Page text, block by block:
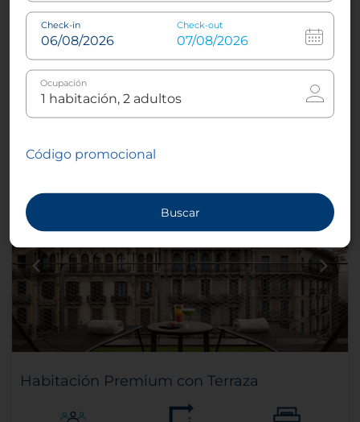
Bata de baño
Más información
Reserva ahora
Habitación Premium con Terraza
Check-in Check-out
Ocupación
Código promocional
Buscar